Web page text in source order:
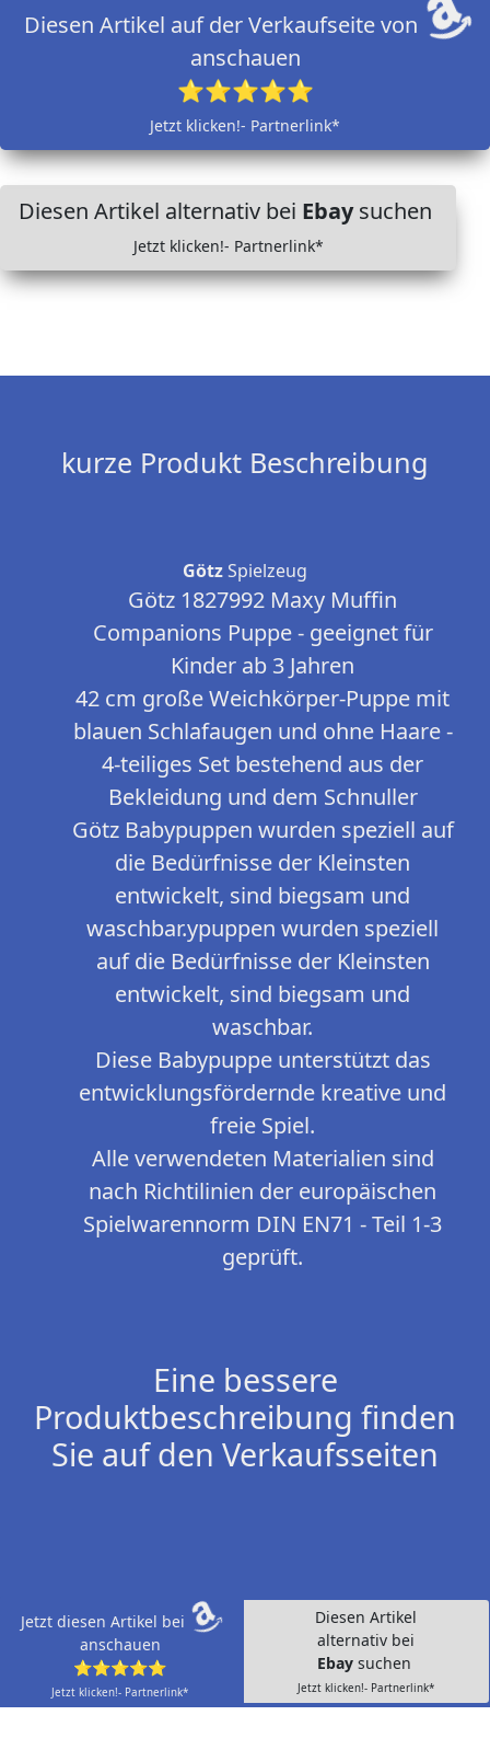
Diesen Artikel auf der Verkaufseite von
anschauen
⭐⭐⭐⭐⭐
Jetzt klicken!- Partnerlink*
Diesen Artikel alternativ bei Ebaysuchen
Jetzt klicken!- Partnerlink*
kurze Produkt Beschreibung
GötzSpielzeug
Götz 1827992 Maxy Muffin
Companions Puppe - geeignet für
Kinder ab 3 Jahren
42 cm große Weichkörper-Puppe mit
blauen Schlafaugen und ohne Haare -
4-teiliges Set bestehend aus der
Bekleidung und dem Schnuller
Götz Babypuppen wurden speziell auf
die Bedürfnisse der Kleinsten
entwickelt, sind biegsam und
waschbar.ypuppen wurden speziell
auf die Bedürfnisse der Kleinsten
entwickelt, sind biegsam und
waschbar.
Diese Babypuppe unterstützt das
entwicklungsfördernde kreative und
freie Spiel.
Alle verwendeten Materialien sind
nach Richtilinien der europäischen
Spielwarennorm DIN EN71 - Teil 1-3
geprüft.
Eine bessere
Produktbeschreibung finden
Sie auf den Verkaufsseiten
Jetzt diesen Artikel bei
anschauen
⭐⭐⭐⭐⭐
Jetzt klicken!- Partnerlink*
Diesen Artikel
alternativ bei
Ebay suchen
Jetzt klicken!- Partnerlink*